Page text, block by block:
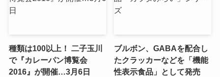
種類は100以上！ 二子玉川
で『カレーパン博覧会
2016』が開催…3月6日
ブルボン、GABAを配合し
たクラッカーなどを「機能
性表示食品」として発売